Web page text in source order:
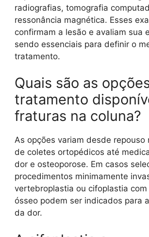
radiografias, tomografia
ressonância magnética. Esses
confirmam a lesão e avaliam sua
sendo essenciais para definir o
tratamento.
Quais são as
tratamento
fraturas na coluna?
As opções variam desde repouso
de coletes ortopédicos até
dor e osteoporose. Em casos
procedimentos minimamente
vertebroplastia ou cifoplastia
ósseo podem ser indicados para
da dor.